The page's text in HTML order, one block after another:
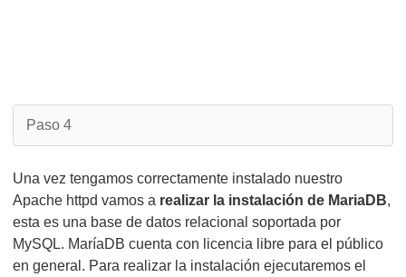
Paso 4
Una vez tengamos correctamente instalado nuestro
Apache httpd vamos a realizar la instalación de MariaDB,
esta es una base de datos relacional soportada por
MySQL. MaríaDB cuenta con licencia libre para el público
en general. Para realizar la instalación ejecutaremos el